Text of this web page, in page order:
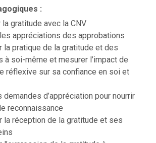
:
gratitude avec la CNV
appréciations des approbations
la pratique de la gratitude et des
à soi-même et mesurer l’impact de
réflexive sur sa confiance en soi et
demandes d’appréciation pour nourrir
reconnaissance
la réception de la gratitude et ses